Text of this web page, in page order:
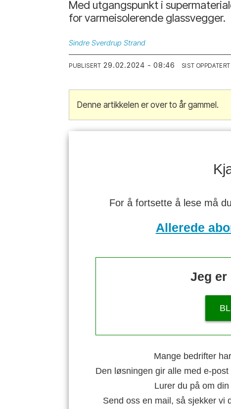
Med utgangspunkt i
for varmeisolerende glassvegger.
Sindre Sverdrup Strand
PUBLISERT 29.02.2024 - 08:46 SIST OPPDATERT
Denne artikkelen er over to år gammel.
For å fortsette å lese må
Allerede
Jeg er
Mange bedrifter
Den løsningen gir alle med e-
Lurer du på om
Send oss en mail, så sjekker vi